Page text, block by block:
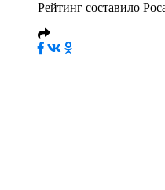
Рейтинг составило